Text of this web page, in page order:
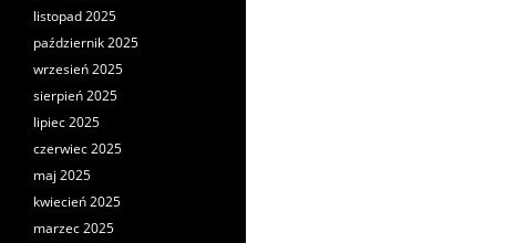
listopad 2025
październik 2025
wrzesień 2025
sierpień 2025
lipiec 2025
czerwiec 2025
maj 2025
kwiecień 2025
marzec 2025